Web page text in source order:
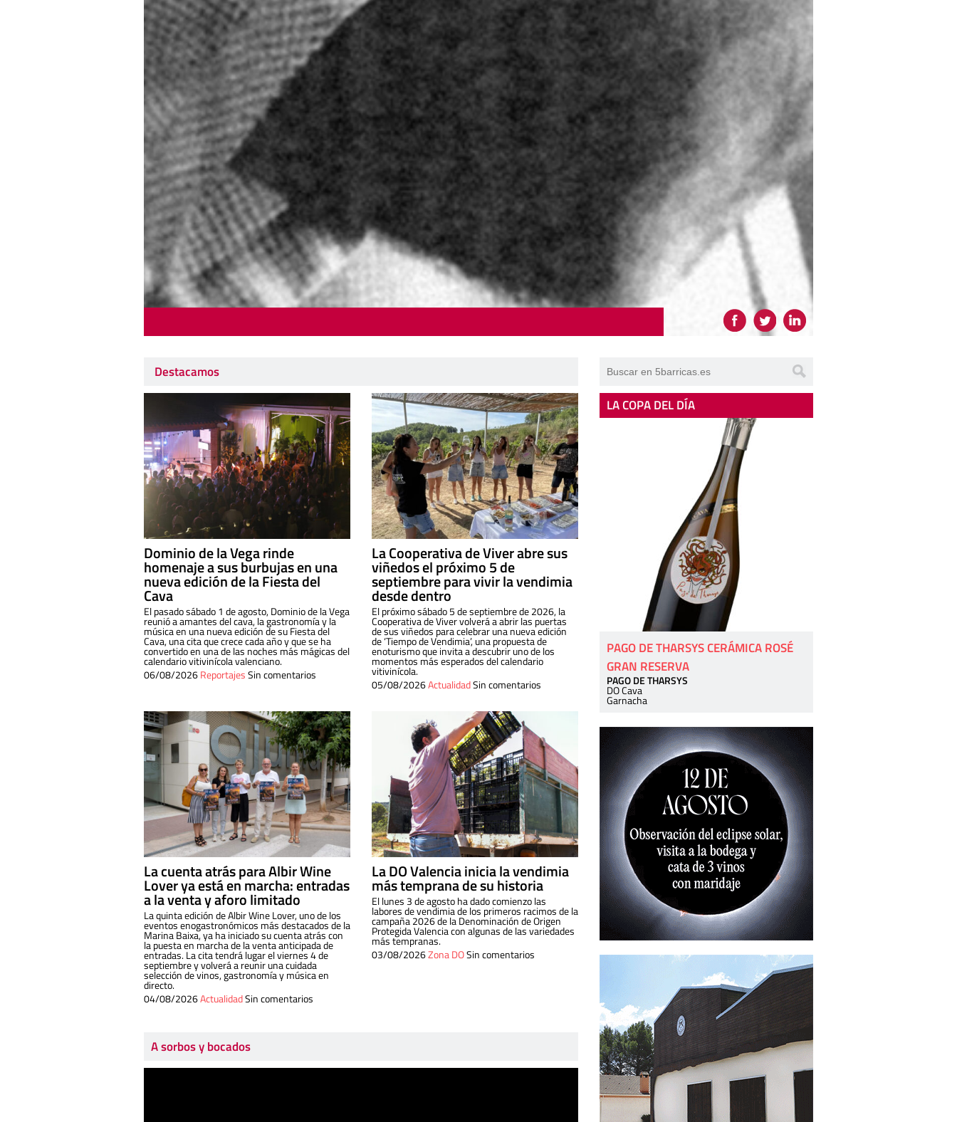
Destacamos
Dominio de la Vega rinde
homenaje a sus burbujas en una
nueva edición de la Fiesta del
Cava
El pasado sábado 1 de agosto, Dominio de la Vega
reunió a amantes del cava, la gastronomía y la
música en una nueva edición de su Fiesta del
Cava, una cita que crece cada año y que se ha
convertido en una de las noches más mágicas del
calendario vitivinícola valenciano.
06/08/2026ReportajesSin comentarios
La Cooperativa de Viver abre sus
viñedos el próximo 5 de
septiembre para vivir la vendimia
desde dentro
El próximo sábado 5 de septiembre de 2026, la
Cooperativa de Viver volverá a abrir las puertas
de sus viñedos para celebrar una nueva edición
de ‘Tiempo de Vendimia’, una propuesta de
enoturismo que invita a descubrir uno de los
momentos más esperados del calendario
vitivinícola.
05/08/2026ActualidadSin comentarios
La cuenta atrás para Albir Wine
Lover ya está en marcha: entradas
a la venta y aforo limitado
La quinta edición de Albir Wine Lover, uno de los
eventos enogastronómicos más destacados de la
Marina Baixa, ya ha iniciado su cuenta atrás con
la puesta en marcha de la venta anticipada de
entradas. La cita tendrá lugar el viernes 4 de
septiembre y volverá a reunir una cuidada
selección de vinos, gastronomía y música en
directo.
04/08/2026ActualidadSin comentarios
La DO Valencia inicia la vendimia
más temprana de su historia
El lunes 3 de agosto ha dado comienzo las
labores de vendimia de los primeros racimos de la
campaña 2026 de la Denominación de Origen
Protegida Valencia con algunas de las variedades
más tempranas.
03/08/2026Zona DOSin comentarios
A sorbos y bocados
LA COPA DEL DÍA
PAGO DE THARSYS CERÁMICA ROSÉ
GRAN RESERVA
PAGO DE THARSYS
DO Cava
Garnacha